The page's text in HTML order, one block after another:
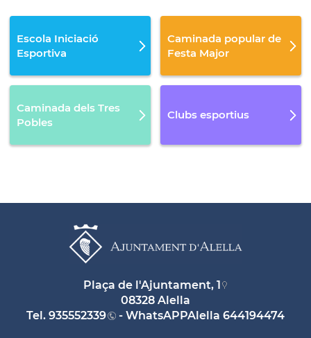
Escola Iniciació
Esportiva
Caminada popular de
Festa Major
Caminada dels Tres
Pobles
Clubs esportius
Plaça de l'Ajuntament, 1
08328 Alella
Tel. 935552339 - WhatsAPPAlella 644194474